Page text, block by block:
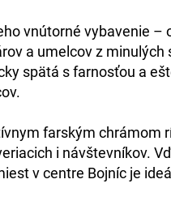
vnútorné vybavenie –
a umelcov z minulých
spätá s farnosťou a
farským chrámom
i návštevníkov.
v centre Bojníc je